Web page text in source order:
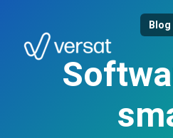
Blog